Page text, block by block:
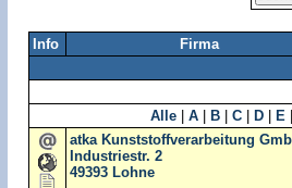
Info Firma
Alle A B C D E
atka Kunststoffverarbeitung
Industriestr. 2
49393 Lohne